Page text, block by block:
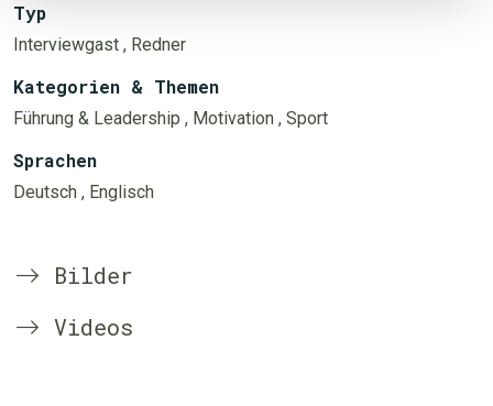
Typ
Interviewgast , Redner
Kategorien & Themen
Führung & Leadership , Motivation , Sport
Sprachen
Deutsch , Englisch
Bilder
Videos